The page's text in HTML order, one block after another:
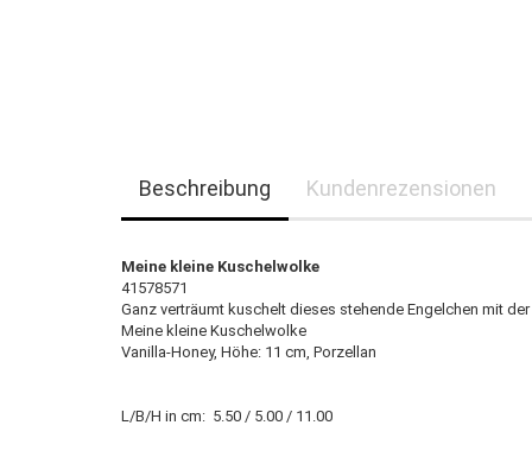
Beschreibung Kundenrezensionen
Meine kleine Kuschelwolke
41578571
Ganz verträumt kuschelt dieses stehende Engelchen mit
Meine kleine Kuschelwolke
Vanilla-Honey, Höhe: 11 cm, Porzellan
L/B/H in cm: 5.50 / 5.00 / 11.00